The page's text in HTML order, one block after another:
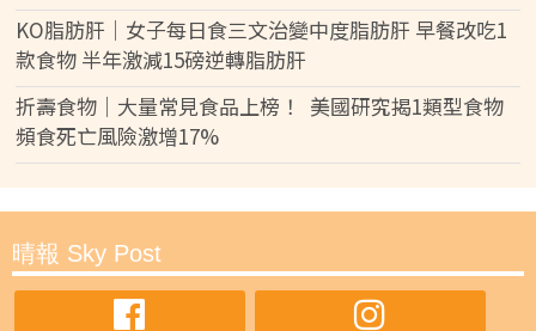
KO脂肪肝｜女子每日食三文治變中度脂肪肝 早餐改吃1
款食物 半年激減15磅逆轉脂肪肝
折壽食物｜大量常見食品上榜！ 美國研究揭1類型食物
頻食死亡風險激增17%
晴報 Sky Post